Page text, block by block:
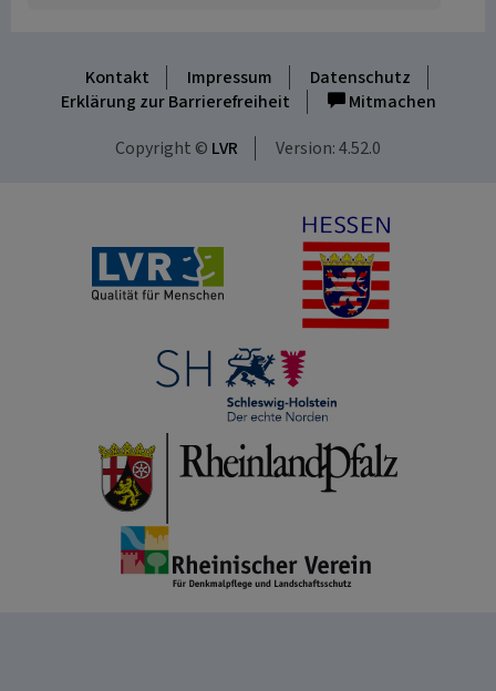
Kontakt Impressum
Datenschutz
Erklärung zur Barrierefreiheit
Mitmachen
Copyright © LVR Version: 4.52.0